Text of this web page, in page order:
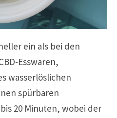
ein als bei den
Esswaren,
wasserlöslichen
spürbaren
20 Minuten, wobei der